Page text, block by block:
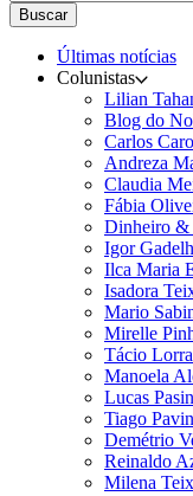
Buscar
Últimas notícias
Colunistas
Lilian
Blog do
Carlos
Andreza
Claudia
Fábia
Dinheiro &
Igor
Ilca Maria
Isadora
Mario
Mirelle
Tácio
Manoela
Lucas Pasin
Tiago
Demétrio
Reinaldo
Milena